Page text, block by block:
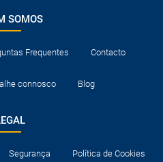
SOMOS
Frequentes Contacto
connosco Blog
Segurança Política de Cookies